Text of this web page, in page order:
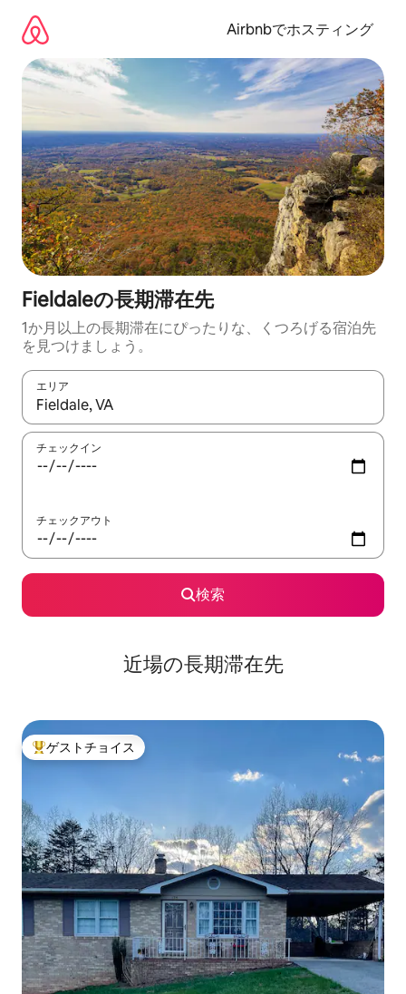
Airbnbでホスティング
Fieldaleの長期滞在先
1か月以上の長期滞在にぴったりな、くつろげる宿泊先
を見つけましょう。
エリア
検索結果が表示されたら、上下の矢印キーを使って移動するか
チェックイン
チェックアウト
検索
近場の長期滞在先
大好評のゲストチョイスです。
ゲストチョイス